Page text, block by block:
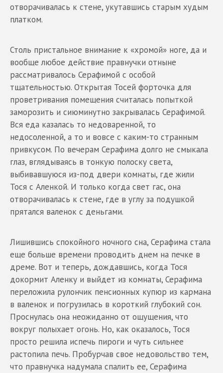
отворачивалась к стене, укутавшись старым худым
платком.
Столь пристальное внимание к «хромой» ноге, да и
вообще любое действие правнучки отныне
рассматривалось Серафимой с особой
тщательностью. Открытая Тосей форточка для
проветривания помещения считалась попыткой
заморозить и сиюминутно закрывалась Серафимой.
Вся еда казалась то недоваренной, то
недосоленной, а то и вовсе с каким-то странным
привкусом. По вечерам Серафима долго не смыкала
глаз, вглядываясь в тонкую полоску света,
выбивавшуюся из-под двери комнаты, где жили
Тося с Аленкой. И только когда свет гас, она
отворачивалась к стене, где в углу за подушкой
прятался валенок с деньгами.
Лишившись спокойного ночного сна, Серафима стала
еще больше времени проводить днем на печке в
дреме. Вот и теперь, дождавшись, когда Тося
докормит Аленку и выйдет из комнаты, Серафима
переложила рулончик пенсионных купюр из кармана
в валенок и погрузилась в короткий глубокий сон.
Проснулась она неожиданно от ощущения, что
вокруг полыхает огонь. Но, как оказалось, Тося
просто решила испечь пироги и чуть сильнее
растопила печь. Пробурчав свое недовольство тем,
что правнучка надумала спалить ее, Серафима